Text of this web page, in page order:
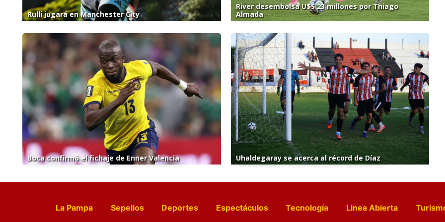
Rulli jugará en Manchester City
River desembolsa U$S 23 millones por Thiago
Almada
Boca confirmó el fichaje de Enner Valencia Uhaldegaray se acerca al récord de Díaz
La Pampa Sepelios Deportes Espectáculos Tecnología Linea Abierta